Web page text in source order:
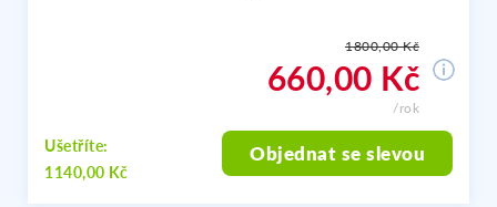
1800,00 Kč
660,00 Kč
/rok
Ušetříte:
1140,00 Kč
Objednat se slevou